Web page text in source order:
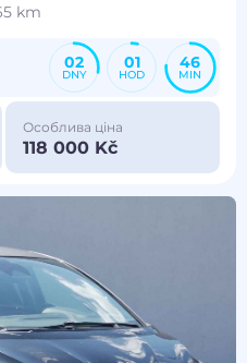
km
02
DNY
01
HOD
46
MIN
Особлива ціна
118 000 Kč